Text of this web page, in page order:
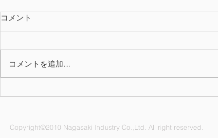
NC ボウリング大会
コメント
コメントを追加…
Copyright©2010 Nagasaki Industry Co.,Ltd. All right reserved.